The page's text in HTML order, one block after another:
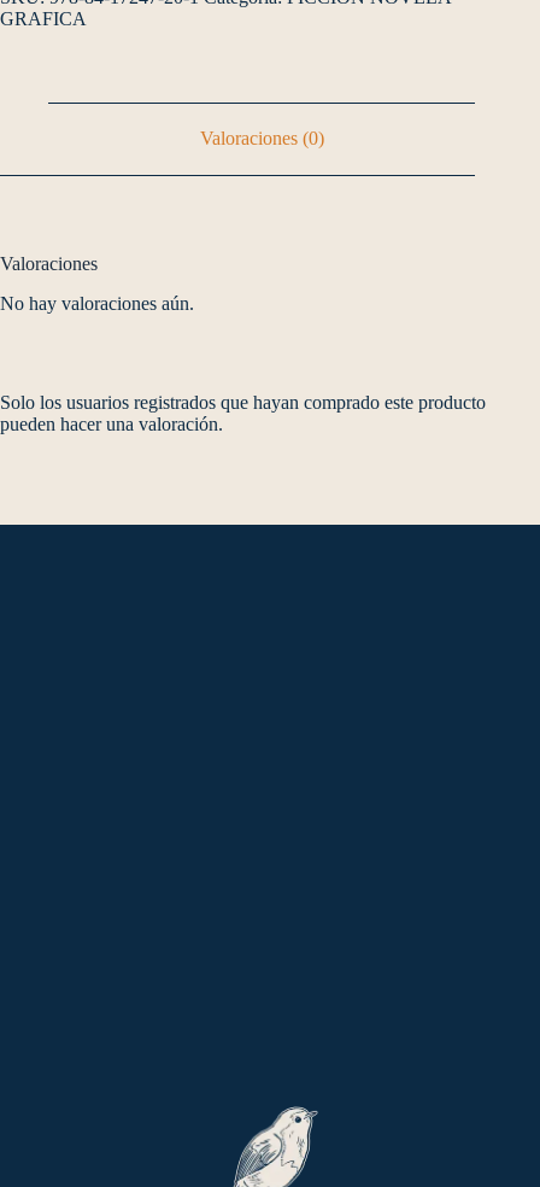
GRAFICA
Valoraciones (0)
Valoraciones
No hay valoraciones aún.
Solo los usuarios registrados que hayan comprado este producto
pueden hacer una valoración.